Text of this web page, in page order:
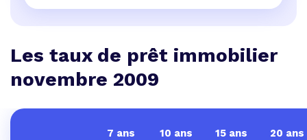
Les taux de prêt immobilier
novembre 2009
7 ans 10 ans 15 ans 20 ans